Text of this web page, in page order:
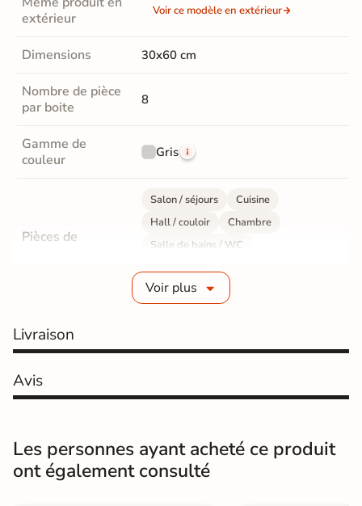
extérieur
Voir ce modèle en extérieur
Dimensions 30x60 cm
Nombre de pièce
par boite
8
Gamme de
couleur
Gris
Pièces de
Salon / séjours
Cuisine
Hall / couloir
Chambre
Salle de bains / WC
Sol intérieur
Fabrication
Résistance à
Masse colorée Oui
Voir plus
Livraison
Avis
Les personnes ayant acheté ce produit
ont également consulté